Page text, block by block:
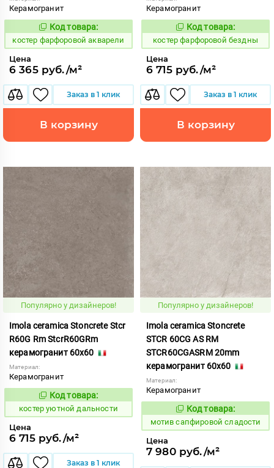
Керамогранит
810750
Код товара:
костер фарфоровой акварели
Цена
6 365 руб./м²
Заказ в 1 клик
В корзину
Керамогранит
810752
Код товара:
костер фарфоровой бездны
Цена
6 715 руб./м²
Заказ в 1 клик
В корзину
Популярно у дизайнеров!
Imola ceramica Stoncrete Stcr
R60G Rm StcrR60GRm
керамогранит 60x60
Материал:
Керамогранит
810746
Код товара:
костер уютной дальности
Цена
6 715 руб./м²
Заказ в 1 клик
Популярно у дизайнеров!
Imola ceramica Stoncrete
STCR 60CG AS RM
STCR60CGASRM 20mm
керамогранит 60x60
Материал:
Керамогранит
1041470
Код товара:
мотив сапфировой сладости
Цена
7 980 руб./м²